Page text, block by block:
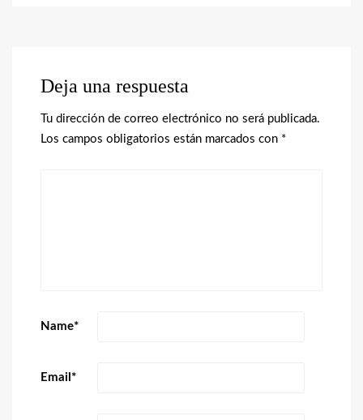
Deja una respuesta
Tu dirección de correo electrónico no será publicada.
Los campos obligatorios están marcados con *
Name*
Email *